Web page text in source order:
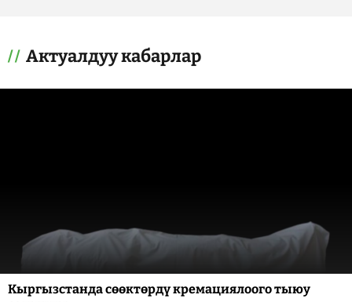
Актуалдуу кабарлар
Кыргызстанда сөөктөрдү кремациялоого тыюу